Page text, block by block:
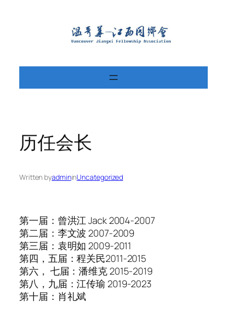
历任会长
Written byadmininUncategorized
第一届：曾洪江 Jack 2004-2007
第二届：李文波 2007-2009
第三届：袁明如 2009-2011
第四，五届：程关民2011-2015
第六， 七届：潘维克 2015-2019
第八，九届：江传瑜 2019-2023
第十届：肖礼斌